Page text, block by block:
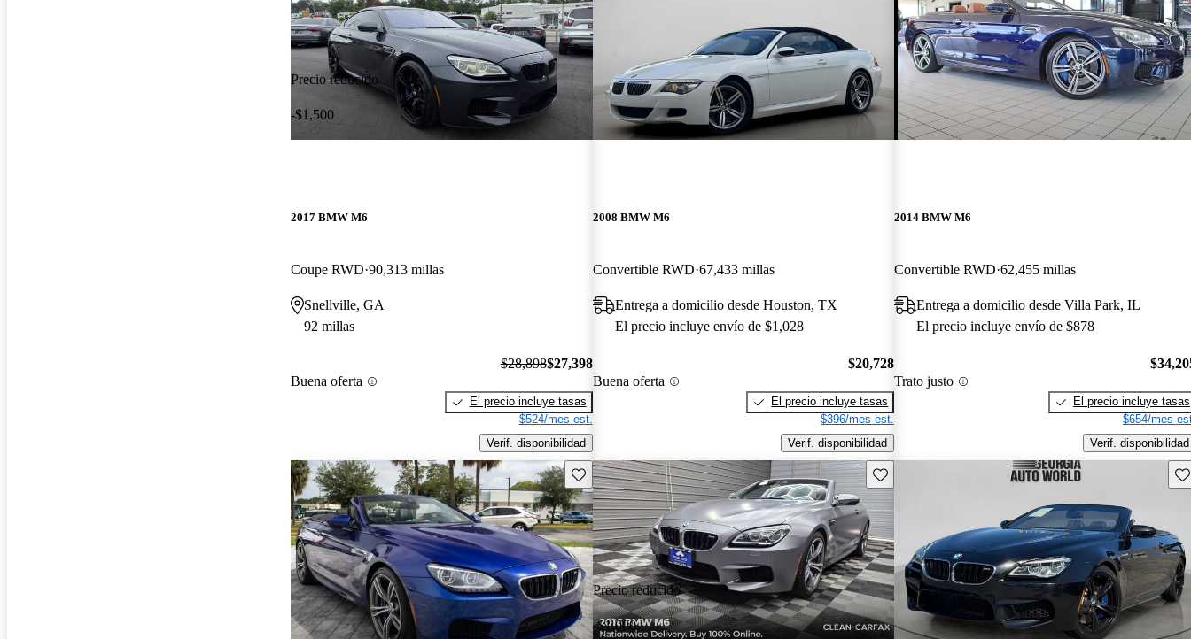
Precio reducido
-$1,500
2017 BMW M6
Coupe RWD 90,313 millas
Snellville, GA
92 millas
Buena oferta
$28,898$27,398
El precio incluye tasas
$524/mes est.
Verif. disponibilidad
2008 BMW M6
Convertible RWD 67,433 millas
Entrega a domicilio desde Houston, TX
El precio incluye envío de $1,028
Buena oferta
$20,728
El precio incluye tasas
$396/mes est.
Verif. disponibilidad
2014 BMW M6
Convertible RWD 62,455 millas
Entrega a domicilio desde Villa Park, IL
El precio incluye envío de $878
Trato justo
El precio incluye tasas
$654/mes
Verif. disponibilidad
Guarda este Aviso
Precio reducido
-$1,000
Guarda este Aviso